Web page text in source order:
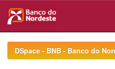
navigationDSpace - BNB - Banco do